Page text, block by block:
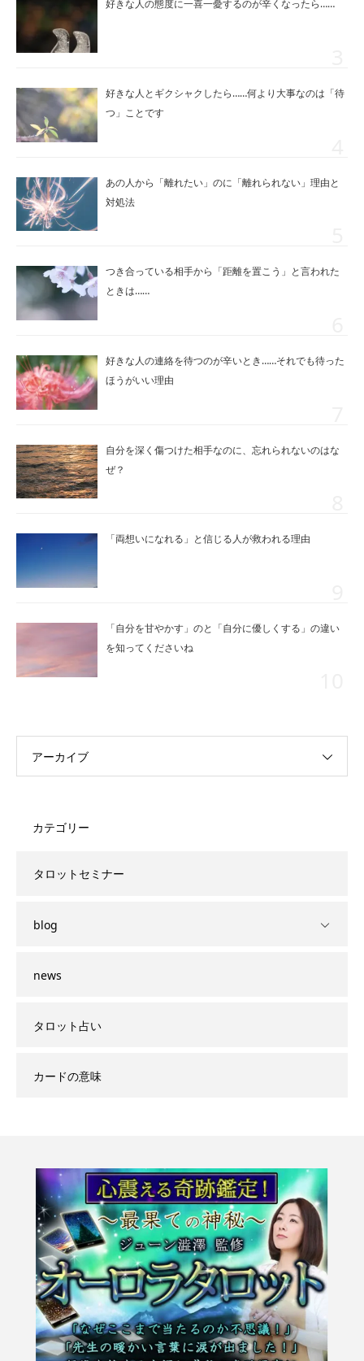
好きな人の態度に一喜一憂するのが辛くなったら……
好きな人とギクシャクしたら……何より大事なのは「待
つ」ことです
あの人から「離れたい」のに「離れられない」理由と
対処法
つき合っている相手から「距離を置こう」と言われた
ときは……
好きな人の連絡を待つのが辛いとき……それでも待った
ほうがいい理由
自分を深く傷つけた相手なのに、忘れられないのはな
ぜ？
「両想いになれる」と信じる人が救われる理由
「自分を甘やかす」のと「自分に優しくする」の違い
を知ってくださいね
アーカイブ
カテゴリー
タロットセミナー
blog
news
タロット占い
カードの意味